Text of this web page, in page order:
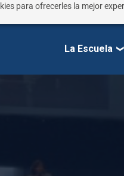
para ofrecerles la mejor
preguntas
La Escuela